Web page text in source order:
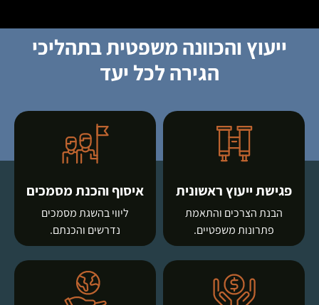
ייעוץ והכוונה משפטית בתהליכי
הגירה לכל יעד
פגישת ייעוץ ראשונית
הבנת הצרכים והתאמת
פתרונות משפטיים.
איסוף והכנת מסמכים
ליווי בהשגת מסמכים
נדרשים והכנתם.